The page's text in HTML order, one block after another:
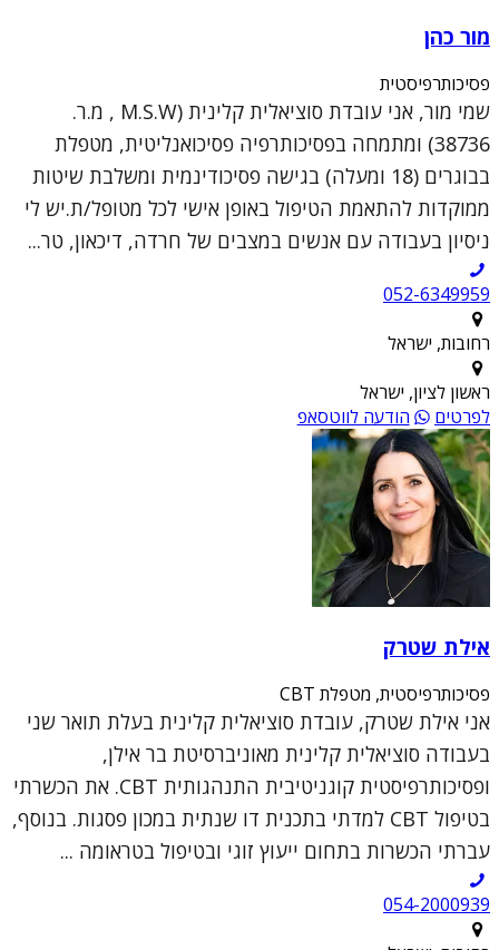
מור כהן
פסיכותרפיסטית
שמי מור, אני עובדת סוציאלית קלינית (M.S.W , מ.ר.
38736) ומתמחה בפסיכותרפיה פסיכואנליטית, מטפלת
בבוגרים (18 ומעלה) בגישה פסיכודינמית ומשלבת שיטות
ממוקדות להתאמת הטיפול באופן אישי לכל מטופל/ת.יש לי
ניסיון בעבודה עם אנשים במצבים של חרדה, דיכאון, טר...
052-6349959
רחובות, ישראל
ראשון לציון, ישראל
לפרטים
הודעה לווטסאפ
אילת שטרק
פסיכותרפיסטית, מטפלת CBT
אני אילת שטרק, עובדת סוציאלית קלינית בעלת תואר שני
בעבודה סוציאלית קלינית מאוניברסיטת בר אילן,
ופסיכותרפיסטית קוגניטיבית התנהגותית CBT. את הכשרתי
בטיפול CBT למדתי בתכנית דו שנתית במכון פסגות. בנוסף,
עברתי הכשרות בתחום ייעוץ זוגי ובטיפול בטראומה ...
054-2000939